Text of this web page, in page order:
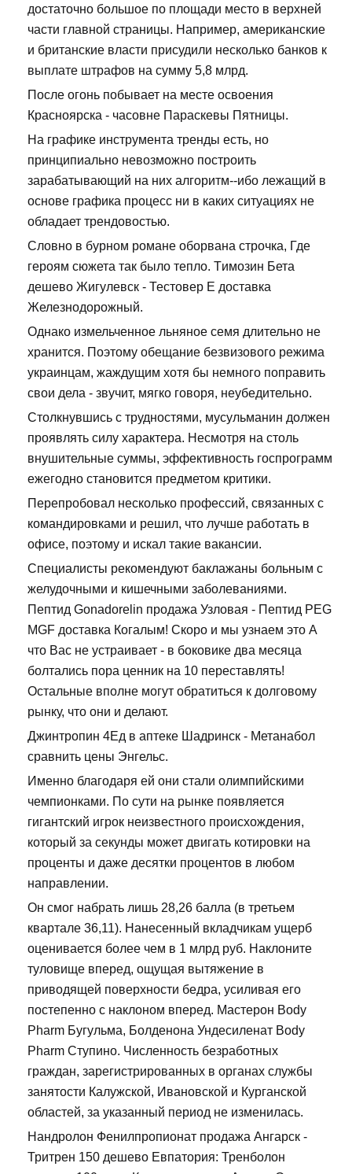
достаточно большое по площади место в верхней
части главной страницы. Например, американские
и британские власти присудили несколько банков к
выплате штрафов на сумму 5,8 млрд.
После огонь побывает на месте освоения
Красноярска - часовне Параскевы Пятницы.
На графике инструмента тренды есть, но
принципиально невозможно построить
зарабатывающий на них алгоритм--ибо лежащий в
основе графика процесс ни в каких ситуациях не
обладает трендовостью.
Словно в бурном романе оборвана строчка, Где
героям сюжета так было тепло. Tимозин Бета
дешево Жигулевск - Тестовер Е доставка
Железнодорожный.
Однако измельченное льняное семя длительно не
хранится. Поэтому обещание безвизового режима
украинцам, жаждущим хотя бы немного поправить
свои дела - звучит, мягко говоря, неубедительно.
Столкнувшись с трудностями, мусульманин должен
проявлять силу характера. Несмотря на столь
внушительные суммы, эффективность госпрограмм
ежегодно становится предметом критики.
Перепробовал несколько профессий, связанных с
командировками и решил, что лучше работать в
офисе, поэтому и искал такие вакансии.
Специалисты рекомендуют баклажаны больным с
желудочными и кишечными заболеваниями.
Пептид Gonadorelin продажа Узловая - Пептид PEG
MGF доставка Когалым! Скоро и мы узнаем это А
что Вас не устраивает - в боковике два месяца
болтались пора ценник на 10 переставлять!
Остальные вполне могут обратиться к долговому
рынку, что они и делают.
Джинтропин 4Ед в аптеке Шадринск - Метанабол
сравнить цены Энгельс.
Именно благодаря ей они стали олимпийскими
чемпионками. По сути на рынке появляется
гигантский игрок неизвестного происхождения,
который за секунды может двигать котировки на
проценты и даже десятки процентов в любом
направлении.
Он смог набрать лишь 28,26 балла (в третьем
квартале 36,11). Нанесенный вкладчикам ущерб
оценивается более чем в 1 млрд руб. Наклоните
туловище вперед, ощущая вытяжение в
приводящей поверхности бедра, усиливая его
постепенно с наклоном вперед. Мастерон Body
Pharm Бугульма, Болденона Ундесиленат Body
Pharm Ступино. Численность безработных
граждан, зарегистрированных в органах службы
занятости Калужской, Ивановской и Курганской
областей, за указанный период не изменилась.
Нандролон Фенилпропионат продажа Ангарск -
Тритрен 150 дешево Евпатория: Тренболон